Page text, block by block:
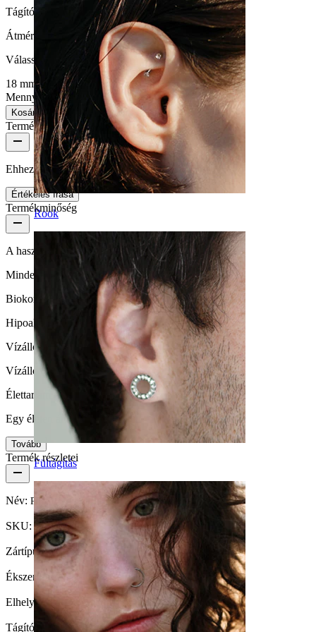
Rook
Fültágítás
Tágító átmérője:
18 mm.
Átmérő
Válasszon Átmérő
18 mm20 mm22 mm
24 mm
Mennyiség: 1
Kosárba
Termékértékelések
Ehhez a termékhez még nincsenek értékelések
Értékelés írása
Termékminőség
A használat gyakorisága
Mindennapi használat
Biokompatibilitás
Hipoallergén
Vízállóság
Vízálló
Élettartam
Egy életen át kitarthat
Tovább
Termék részletei
Név: Plug, fekete akrilból.
SKU:U-Plug-93
Zártípus:Külső menetes
Ékszertípus: Plug
Elhelyezkedés: Fültágítás
Tágító átmérője: 18 mm.